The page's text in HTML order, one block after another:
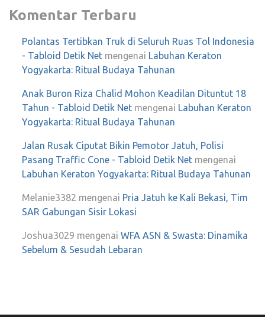
Komentar Terbaru
Polantas Tertibkan Truk di Seluruh Ruas Tol Indonesia
- Tabloid Detik Net mengenai Labuhan Keraton
Yogyakarta: Ritual Budaya Tahunan
Anak Buron Riza Chalid Mohon Keadilan Dituntut 18
Tahun - Tabloid Detik Net mengenai Labuhan Keraton
Yogyakarta: Ritual Budaya Tahunan
Jalan Rusak Ciputat Bikin Pemotor Jatuh, Polisi
Pasang Traffic Cone - Tabloid Detik Net mengenai
Labuhan Keraton Yogyakarta: Ritual Budaya Tahunan
Melanie3382 mengenai Pria Jatuh ke Kali Bekasi, Tim
SAR Gabungan Sisir Lokasi
Joshua3029 mengenai WFA ASN & Swasta: Dinamika
Sebelum & Sesudah Lebaran